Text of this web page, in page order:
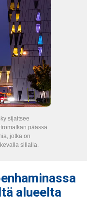
sijaitsee
päässä
jotka on
sillalla.
alueelta